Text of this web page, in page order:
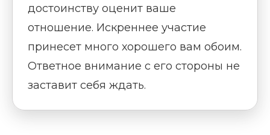
достоинству оценит ваше
отношение. Искреннее участие
принесет много хорошего вам обоим.
Ответное внимание с его стороны не
заставит себя ждать.